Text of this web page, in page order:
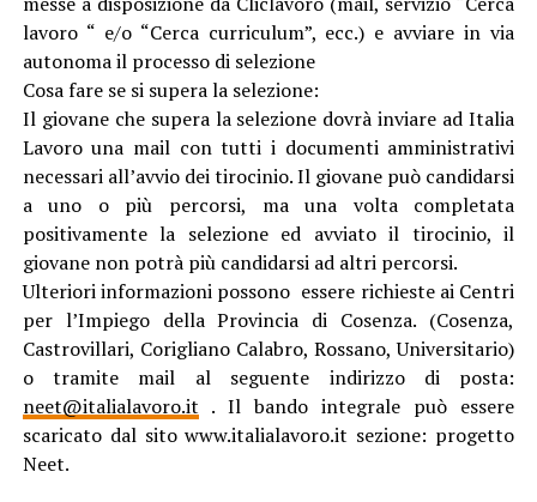
lavoro “ e/o “Cerca curriculum”, ecc.) e avviare in via
autonoma il processo di selezione
Cosa fare se si supera la selezione:
Il giovane che supera la selezione dovrà inviare ad Italia
Lavoro una mail con tutti i documenti amministrativi
necessari all’avvio dei tirocinio. Il giovane può candidarsi
a uno o più percorsi, ma una volta completata
positivamente la selezione ed avviato il tirocinio, il
giovane non potrà più candidarsi ad altri percorsi.
Ulteriori informazioni possono essere richieste ai Centri
per l’Impiego della Provincia di Cosenza. (Cosenza,
Castrovillari, Corigliano Calabro, Rossano, Universitario)
o tramite mail al seguente indirizzo di posta:
neet@italialavoro.it . Il bando integrale può essere
scaricato dal sito www.italialavoro.it sezione: progetto
Neet.